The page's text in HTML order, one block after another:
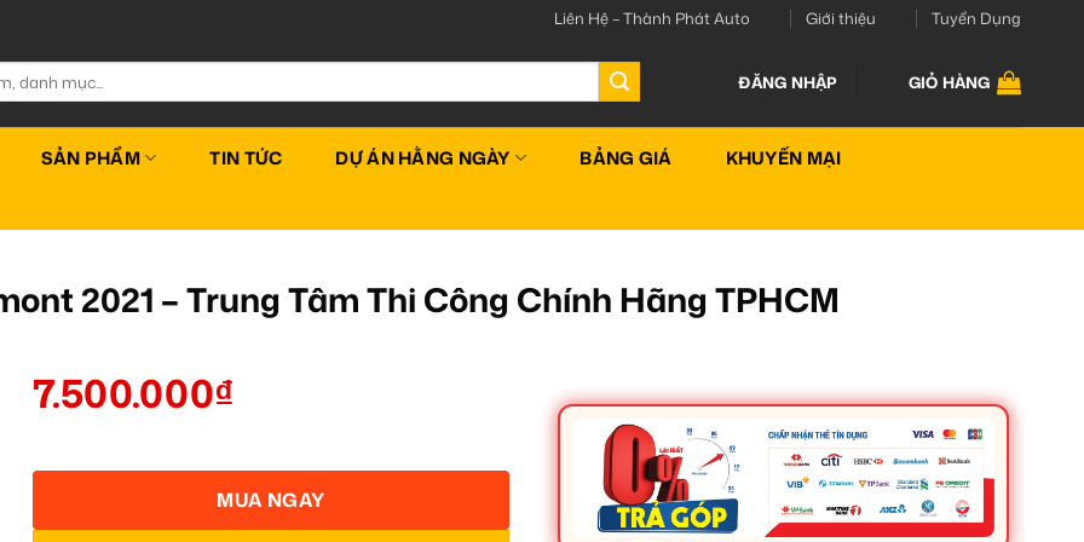
Liên Hệ – Thành Phát Auto Giới thiệu Tuyển Dụng
ĐĂNG NHẬP GIỎ HÀNG
SẢN PHẨM TIN TỨC DỰ ÁN HẰNG NGÀY BẢNG GIÁ KHUYẾN MẠI
2021 – Trung Tâm Thi Công Chính Hãng TPHCM
7.500.000₫
MUA NGAY